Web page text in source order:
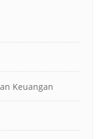
Keuangan